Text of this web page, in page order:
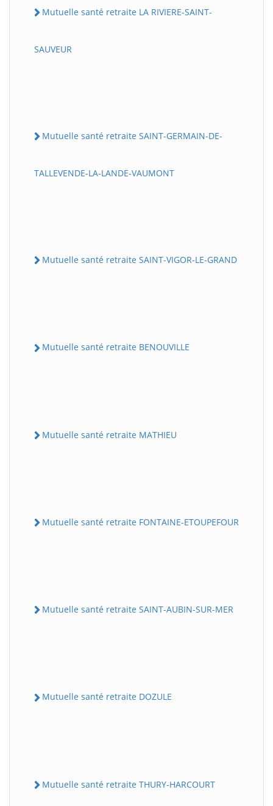
Mutuelle santé retraite LA RIVIERE-SAINT-
SAUVEUR
Mutuelle santé retraite SAINT-GERMAIN-DE-
TALLEVENDE-LA-LANDE-VAUMONT
Mutuelle santé retraite SAINT-VIGOR-LE-GRAND
Mutuelle santé retraite BENOUVILLE
Mutuelle santé retraite MATHIEU
Mutuelle santé retraite FONTAINE-ETOUPEFOUR
Mutuelle santé retraite SAINT-AUBIN-SUR-MER
Mutuelle santé retraite DOZULE
Mutuelle santé retraite THURY-HARCOURT